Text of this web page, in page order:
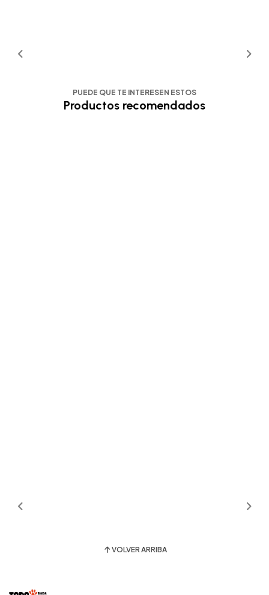
PUEDE QUE TE INTERESEN ESTOS
Productos recomendados
VOLVER ARRIBA